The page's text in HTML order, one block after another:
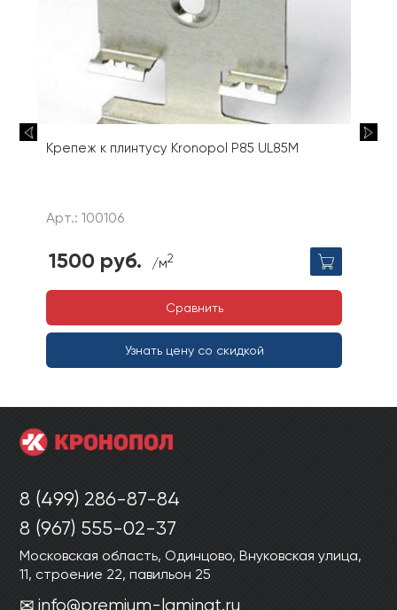
Крепеж к плинтусу Kronopol P85 UL85M
Арт.: 100106
1500 руб. /м2
Сравнить
Узнать цену со скидкой
8 (499) 286-87-84
8 (967) 555-02-37
Московская область, Одинцово, Внуковская улица,
11, строение 22, павильон 25
info@premium-laminat.ru